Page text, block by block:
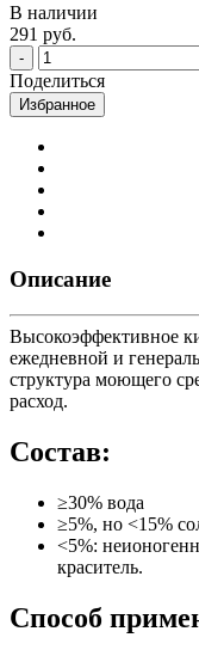
В наличии
291 руб.
Поделиться
Избранное
Описание
Высокоэффективное
ежедневной и
структура моющего
расход.
Состав:
≥30% вода
≥5%, но <15%
<5%:
краситель.
Способ